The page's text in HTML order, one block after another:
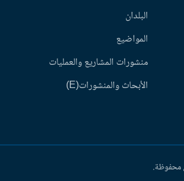
البلدان
المواضيع
منشورات المشاريع والعمليات
الأبحاث والمنشورات(E)